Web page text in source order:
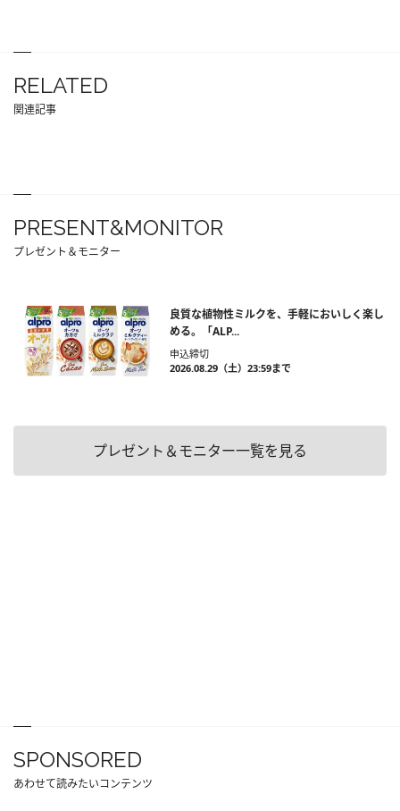
RELATED
関連記事
PRESENT&MONITOR
プレゼント＆モニター
良質な植物性ミルクを、手軽においしく楽し
める。「ALP...
申込締切
2026.08.29（土）23:59まで
プレゼント＆モニター一覧を見る
SPONSORED
あわせて読みたいコンテンツ